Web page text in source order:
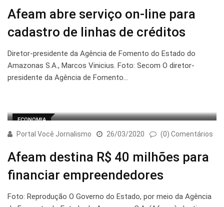
Afeam abre serviço on-line para
cadastro de linhas de créditos
Diretor-presidente da Agência de Fomento do Estado do
Amazonas S.A., Marcos Vinicius. Foto: Secom O diretor-
presidente da Agência de Fomento…
ECONOMIA
Portal Você Jornalismo 26/03/2020 (0) Comentários
Afeam destina R$ 40 milhões para
financiar empreendedores
Foto: Reprodução O Governo do Estado, por meio da Agência